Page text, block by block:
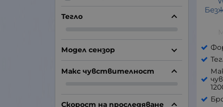
Dark Project (5)
Endgame Gear
Fury (8)
Genesis (10)
Тегло
Модел сензор
Макс чувствителност
Скорост на проследяване